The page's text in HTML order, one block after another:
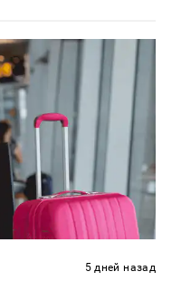
5 дней назад